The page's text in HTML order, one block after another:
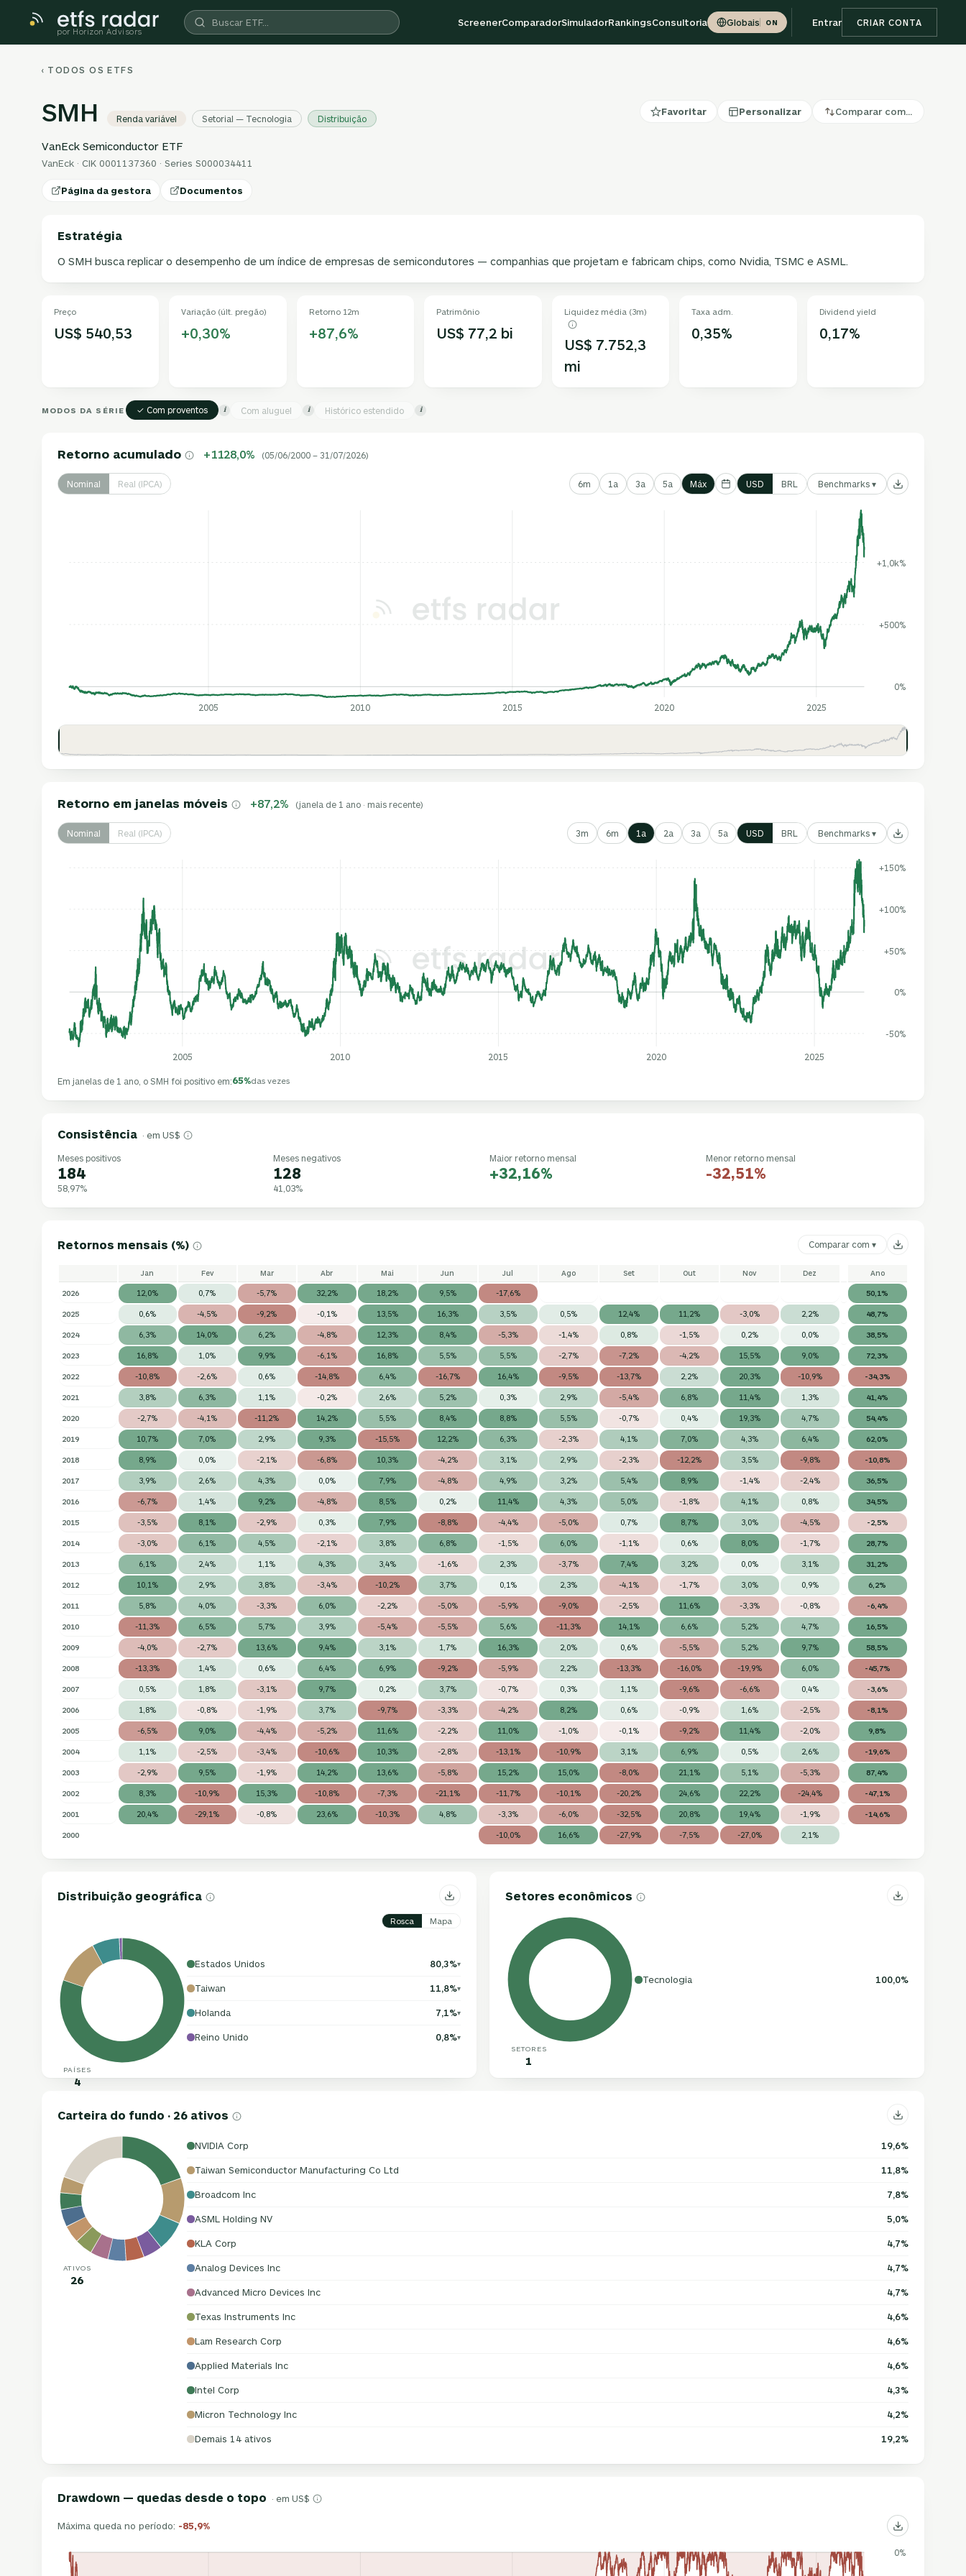
por Horizon Advisors
ScreenerComparadorSimuladorRankingsConsultoria Globais ON Entrar CRIAR CONTA
‹ TODOS OS ETFS
SMH Renda variável Setorial — Tecnologia Distribuição
Favoritar Personalizar Comparar com…
VanEck Semiconductor ETF
VanEck · CIK 0001137360 · Series S000034411
Página da gestora Documentos
Estratégia
O SMH busca replicar o desempenho de um índice de empresas de semicondutores — companhias que projetam e fabricam chips, como Nvidia, TSMC e ASML.
Preço
US$ 540,53
Variação (últ. pregão)
+0,30%
Retorno 12m
+87,6%
Patrimônio
US$ 77,2 bi
Liquidez média (3m)
US$ 7.752,3
mi
Taxa adm.
0,35%
Dividend yield
0,17%
MODOS DA SÉRIE ✓ Com proventos i Com aluguel i Histórico estendido i
Retorno acumulado +1128,0% (05/06/2000 – 31/07/2026)
Nominal Real (IPCA) 6m 1a 3a 5a Máx USD BRL Benchmarks ▾
0%
+500%
+1,0k%
2005 2010 2015 2020 2025
Retorno em janelas móveis +87,2% (janela de 1 ano · mais recente)
Nominal Real (IPCA) 3m 6m 1a 2a 3a 5a USD BRL Benchmarks ▾
-50%
0%
+50%
+100%
+150%
2005 2010 2015 2020 2025
Em janelas de 1 ano, o SMH foi positivo em:65%das vezes
Consistência · em US$
Meses positivos
184
58,97%
Meses negativos
128
41,03%
Maior retorno mensal
+32,16%
Menor retorno mensal
-32,51%
Retornos mensais (%) Comparar com ▾
Jan Fev Mar Abr Mai Jun Jul Ago Set Out Nov Dez Ano
2026 12,0% 0,7% -5,7% 32,2% 18,2% 9,5% -17,6% 50,1%
2025 0,6% -4,5% -9,2% -0,1% 13,5% 16,3% 3,5% 0,5% 12,4% 11,2% -3,0% 2,2% 48,7%
2024 6,3% 14,0% 6,2% -4,8% 12,3% 8,4% -5,3% -1,4% 0,8% -1,5% 0,2% 0,0% 38,5%
2023 16,8% 1,0% 9,9% -6,1% 16,8% 5,5% 5,5% -2,7% -7,2% -4,2% 15,5% 9,0% 72,3%
2022 -10,8% -2,6% 0,6% -14,8% 6,4% -16,7% 16,4% -9,5% -13,7% 2,2% 20,3% -10,9% -34,3%
2021 3,8% 6,3% 1,1% -0,2% 2,6% 5,2% 0,3% 2,9% -5,4% 6,8% 11,4% 1,3% 41,4%
2020 -2,7% -4,1% -11,2% 14,2% 5,5% 8,4% 8,8% 5,5% -0,7% 0,4% 19,3% 4,7% 54,4%
2019 10,7% 7,0% 2,9% 9,3% -15,5% 12,2% 6,3% -2,3% 4,1% 7,0% 4,3% 6,4% 62,0%
2018 8,9% 0,0% -2,1% -6,8% 10,3% -4,2% 3,1% 2,9% -2,3% -12,2% 3,5% -9,8% -10,8%
2017 3,9% 2,6% 4,3% 0,0% 7,9% -4,8% 4,9% 3,2% 5,4% 8,9% -1,4% -2,4% 36,5%
2016 -6,7% 1,4% 9,2% -4,8% 8,5% 0,2% 11,4% 4,3% 5,0% -1,8% 4,1% 0,8% 34,5%
2015 -3,5% 8,1% -2,9% 0,3% 7,9% -8,8% -4,4% -5,0% 0,7% 8,7% 3,0% -4,5% -2,5%
2014 -3,0% 6,1% 4,5% -2,1% 3,8% 6,8% -1,5% 6,0% -1,1% 0,6% 8,0% -1,7% 28,7%
2013 6,1% 2,4% 1,1% 4,3% 3,4% -1,6% 2,3% -3,7% 7,4% 3,2% 0,0% 3,1% 31,2%
2012 10,1% 2,9% 3,8% -3,4% -10,2% 3,7% 0,1% 2,3% -4,1% -1,7% 3,0% 0,9% 6,2%
2011 5,8% 4,0% -3,3% 6,0% -2,2% -5,0% -5,9% -9,0% -2,5% 11,6% -3,3% -0,8% -6,4%
2010 -11,3% 6,5% 5,7% 3,9% -5,4% -5,5% 5,6% -11,3% 14,1% 6,6% 5,2% 4,7% 16,5%
2009 -4,0% -2,7% 13,6% 9,4% 3,1% 1,7% 16,3% 2,0% 0,6% -5,5% 5,2% 9,7% 58,5%
2008 -13,3% 1,4% 0,6% 6,4% 6,9% -9,2% -5,9% 2,2% -13,3% -16,0% -19,9% 6,0% -45,7%
2007 0,5% 1,8% -3,1% 9,7% 0,2% 3,7% -0,7% 0,3% 1,1% -9,6% -6,6% 0,4% -3,6%
2006 1,8% -0,8% -1,9% 3,7% -9,7% -3,3% -4,2% 8,2% 0,6% -0,9% 1,6% -2,5% -8,1%
2005 -6,5% 9,0% -4,4% -5,2% 11,6% -2,2% 11,0% -1,0% -0,1% -9,2% 11,4% -2,0% 9,8%
2004 1,1% -2,5% -3,4% -10,6% 10,3% -2,8% -13,1% -10,9% 3,1% 6,9% 0,5% 2,6% -19,6%
2003 -2,9% 9,5% -1,9% 14,2% 13,6% -5,8% 15,2% 15,0% -8,0% 21,1% 5,1% -5,3% 87,4%
2002 8,3% -10,9% 15,3% -10,8% -7,3% -21,1% -11,7% -10,1% -20,2% 24,6% 22,2% -24,4% -47,1%
2001 20,4% -29,1% -0,8% 23,6% -10,3% 4,8% -3,3% -6,0% -32,5% 20,8% 19,4% -1,9% -14,6%
2000 -10,0% 16,6% -27,9% -7,5% -27,0% 2,1%
Distribuição geográfica
Rosca Mapa
PAÍSES
4
Estados Unidos 80,3%▾
Taiwan 11,8%▾
Holanda 7,1%▾
Reino Unido 0,8%▾
Setores econômicos
SETORES
1
Tecnologia 100,0%
Carteira do fundo · 26 ativos
ATIVOS
26
NVIDIA Corp 19,6%
Taiwan Semiconductor Manufacturing Co Ltd 11,8%
Broadcom Inc 7,8%
ASML Holding NV 5,0%
KLA Corp 4,7%
Analog Devices Inc 4,7%
Advanced Micro Devices Inc 4,7%
Texas Instruments Inc 4,6%
Lam Research Corp 4,6%
Applied Materials Inc 4,6%
Intel Corp 4,3%
Micron Technology Inc 4,2%
Demais 14 ativos 19,2%
Drawdown — quedas desde o topo · em US$
Máxima queda no período: -85,9%
0%